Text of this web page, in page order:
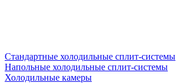
Стандартные холодильные сплит-системы
Напольные холодильные сплит-системы
Холодильные камеры